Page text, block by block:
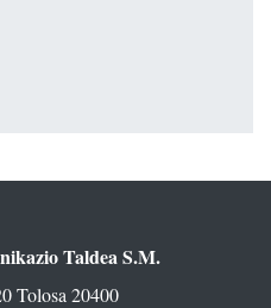
Taldea S.M.
Tolosa 20400